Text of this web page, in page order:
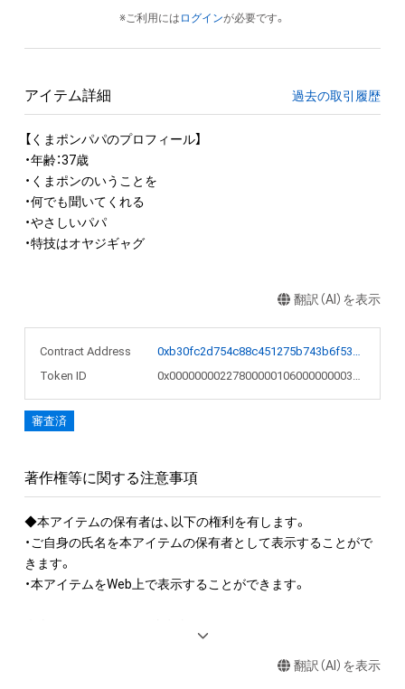
※ご利用には ログインが必要です。
アイテム詳細 過去の取引履歴
【くまポンパパのプロフィール】
・年齢：37歳
・くまポンのいうことを
・何でも聞いてくれる
・やさしいパパ
・特技はオヤジギャグ
翻訳（AI）を表示
Contract Address
0xb30fc2d754c88c451275b743b6f530f19f643683
Token ID
0x0000000022780000010600000000393c
審査済
著作権等に関する注意事項
◆本アイテムの保有者は、以下の権利を有します。
・ご自身の氏名を本アイテムの保有者として表示することがで
きます。
・本アイテムをWeb上で表示することができます。
・本アイテムを印刷し公衆に向けて展示、販売、譲渡、貸与、頒布
翻訳（AI）を表示